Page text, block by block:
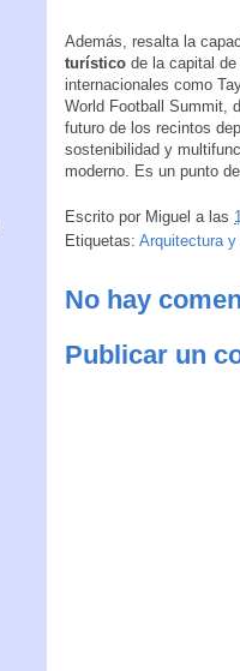
Además, resalta la
turístico de la capital
internacionales como
World Football Summit,
futuro de los recintos
sostenibilidad y
moderno. Es un punto
Escrito por Miguel a las
Etiquetas: Arquitectura
No hay
Publicar un